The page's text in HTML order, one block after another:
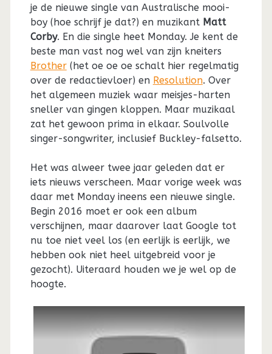
je de nieuwe single van Australische mooi-
boy (hoe schrijf je dat?) en muzikant Matt
Corby. En die single heet Monday. Je kent de
beste man vast nog wel van zijn kneiters
Brother(het oe oe oe schalt hier regelmatig
over de redactievloer) en Resolution. Over
het algemeen muziek waar meisjes-harten
sneller van gingen kloppen. Maar muzikaal
zat het gewoon prima in elkaar. Soulvolle
singer-songwriter, inclusief Buckley-falsetto.
Het was alweer twee jaar geleden dat er
iets nieuws verscheen. Maar vorige week was
daar met Monday ineens een nieuwe single.
Begin 2016 moet er ook een album
verschijnen, maar daarover laat Google tot
nu toe niet veel los (en eerlijk is eerlijk, we
hebben ook niet heel uitgebreid voor je
gezocht). Uiteraard houden we je wel op de
hoogte.